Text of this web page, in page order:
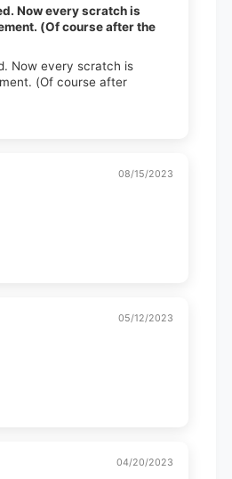
Now every scratch is
(Of course after the
Now every scratch is
(Of course after
08/15/2023
05/12/2023
04/20/2023